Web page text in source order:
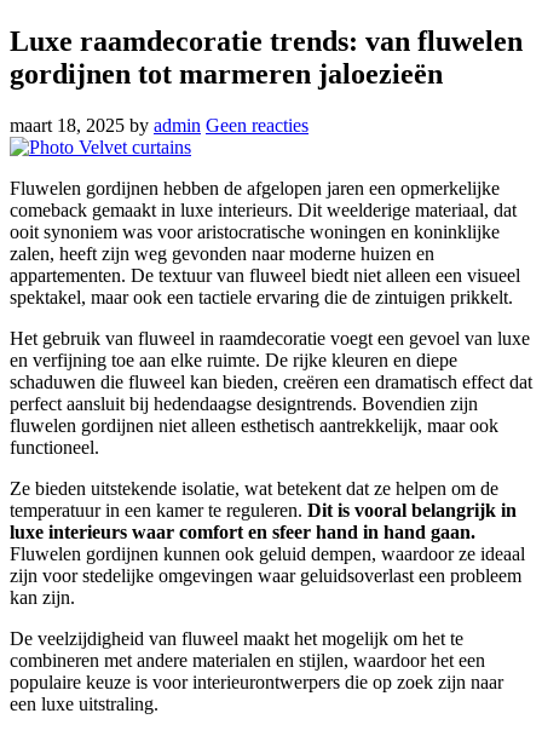
Luxe raamdecoratie trends: van fluwelen
gordijnen tot marmeren jaloezieën
maart 18, 2025 by admin Geen reacties
Fluwelen gordijnen hebben de afgelopen jaren een opmerkelijke
comeback gemaakt in luxe interieurs. Dit weelderige materiaal, dat
ooit synoniem was voor aristocratische woningen en koninklijke
zalen, heeft zijn weg gevonden naar moderne huizen en
appartementen. De textuur van fluweel biedt niet alleen een visueel
spektakel, maar ook een tactiele ervaring die de zintuigen prikkelt.
Het gebruik van fluweel in raamdecoratie voegt een gevoel van luxe
en verfijning toe aan elke ruimte. De rijke kleuren en diepe
schaduwen die fluweel kan bieden, creëren een dramatisch effect dat
perfect aansluit bij hedendaagse designtrends. Bovendien zijn
fluwelen gordijnen niet alleen esthetisch aantrekkelijk, maar ook
functioneel.
Ze bieden uitstekende isolatie, wat betekent dat ze helpen om de
temperatuur in een kamer te reguleren. Dit is vooral belangrijk in
luxe interieurs waar comfort en sfeer hand in hand gaan.
Fluwelen gordijnen kunnen ook geluid dempen, waardoor ze ideaal
zijn voor stedelijke omgevingen waar geluidsoverlast een probleem
kan zijn.
De veelzijdigheid van fluweel maakt het mogelijk om het te
combineren met andere materialen en stijlen, waardoor het een
populaire keuze is voor interieurontwerpers die op zoek zijn naar
een luxe uitstraling.